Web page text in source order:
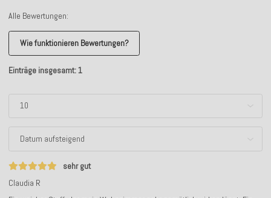
Alle Bewertungen:
Wie funktionieren Bewertungen?
Einträge insgesamt: 1
sehr gut
Claudia R